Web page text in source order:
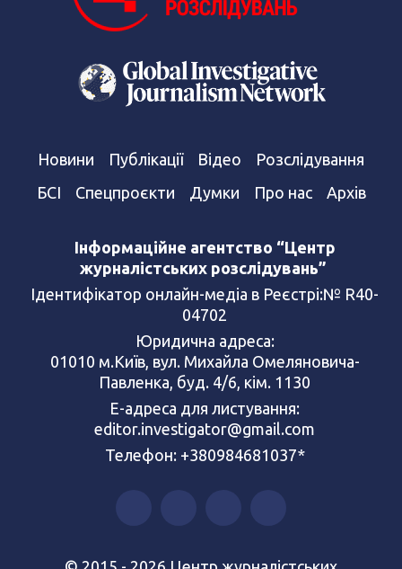
Новини Публікації Відео
Розслідування
БСІ
Спецпроєкти Думки Про нас Архів
Інформаційне агентство “Центр
журналістських розслідувань”
Ідентифікатор онлайн-медіа в Реєстрі:№ R40-
04702
Юридична адреса:
01010 м.Київ, вул. Михайла Омеляновича-
Павленка, буд. 4/6, кім. 1130
Е-адреса для листування:
editor.investigator@gmail.com
Телефон: +380984681037*